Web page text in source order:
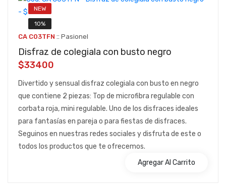
NEW
10%
CA C03TFN :: Pasionel
Disfraz de colegiala con busto negro
$33400
Divertido y sensual disfraz colegiala con busto en negro
que contiene 2 piezas: Top de microfibra regulable con
corbata roja, mini regulable. Uno de los disfraces ideales
para fantasías en pareja o para fiestas de disfraces.
Seguinos en nuestras redes sociales y disfruta de este o
todos los productos que te ofrecemos.
Agregar Al Carrito